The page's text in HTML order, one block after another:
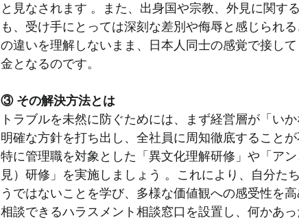
と見なされます 。また、出身国や宗教、外見に関す
も、受け手にとっては深刻な差別や侮辱と感じられ
の違いを理解しないまま、日本人同士の感覚で接し
金となるのです。
③ その解決方法とは
トラブルを未然に防ぐためには、まず経営層が「い
明確な方針を打ち出し、全社員に周知徹底すること
特に管理職を対象とした「異文化理解研修」や「ア
見）研修」を実施しましょう 。これにより、自分た
うではないことを学び、多様な価値観への感受性を
相談できるハラスメント相談窓口を設置し、何かあ